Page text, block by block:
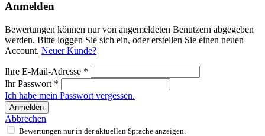
Anmelden
Bewertungen können nur von angemeldeten Benutzern abgegeben
werden. Bitte loggen Sie sich ein, oder erstellen Sie einen neuen
Account. Neuer Kunde?
Ihre E-Mail-Adresse *
Ihr Passwort *
Ich habe mein Passwort vergessen.
Anmelden
Abbrechen
Bewertungen nur in der aktuellen Sprache anzeigen.